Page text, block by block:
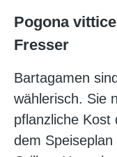
Pogona
Fresser
Bartagamen
wählerisch. Sie
pflanzliche Kost
dem